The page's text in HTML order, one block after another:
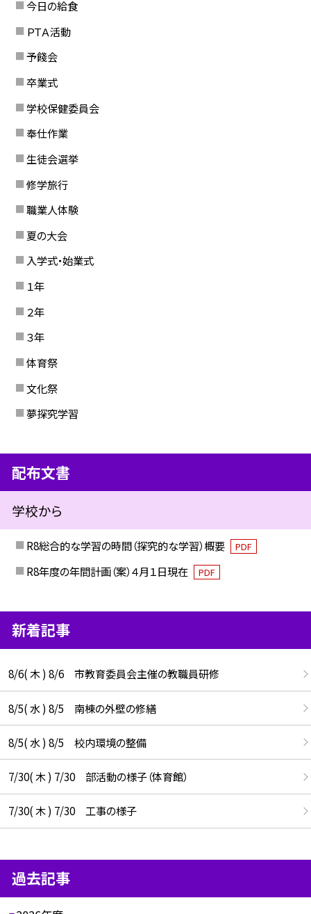
今日の給食
ＰＴＡ活動
予餞会
卒業式
学校保健委員会
奉仕作業
生徒会選挙
修学旅行
職業人体験
夏の大会
入学式・始業式
１年
２年
３年
体育祭
文化祭
夢探究学習
配布文書
学校から
R8総合的な学習の時間（探究的な学習）概要 PDF
R8年度の年間計画（案）４月１日現在 PDF
新着記事
8/6( 木 ) 8/6 市教育委員会主催の教職員研修
8/5( 水 ) 8/5 南棟の外壁の修繕
8/5( 水 ) 8/5 校内環境の整備
7/30( 木 ) 7/30 部活動の様子（体育館）
7/30( 木 ) 7/30 工事の様子
過去記事